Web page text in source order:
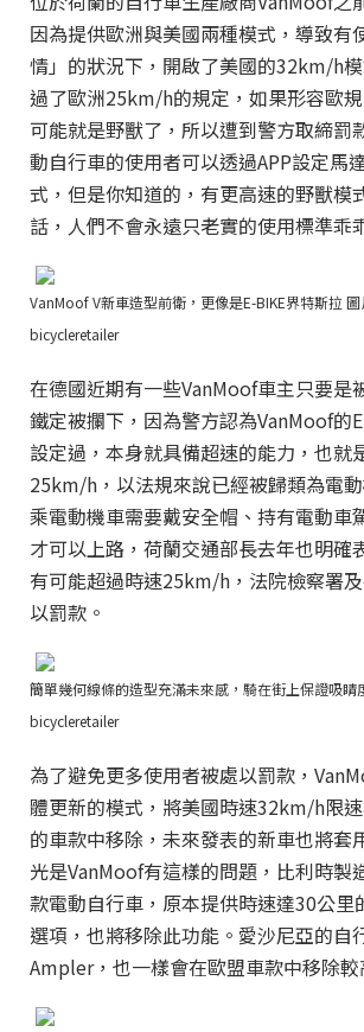
因為提供歐洲與美國兩種模式，導致有
情」的狀況下，開啟了美國的32km/h
過了歐洲25km/h的規定，如果形容歐
可能就是野獸了，所以遭到警方取締罰
動自行車的使用者可以透過APP設定馬
式，但是你知道的，有更高速的野獸模
話，人們不會永遠只老實的使用標準乖
VanMoof V新車造型前衛，更像是E-BIKE界特斯拉
bicycleretailer
在德國近期有一些VanMoof車主只要是
鐵定被攔下，因為警方認為VanMoof的
設定過，本身就具備超速的能力，也就
25km/h，以法規來說已經被歸類為電
乘電動機車需要戴安全帽、持有電動車
才可以上路，荷蘭交通部長去年也明確
有可能超過時速25km/h，法院檢察署
以罰款。
簡單幾何線條的造型充滿未來感，騎在街上保證吸睛
bicycleretailer
為了避免更多使用者被處以罰款，
體更新的模式，將美國時速32km/h限
的車款中移除，未來發表的新車也將套
光是VanMoof有這樣的問題，比利時製
款電動自行車，原本提供時速達30公里
選項，也將移除此功能。愛沙尼亞的自
Ampler，也一樣會在歐盟車款中移除較